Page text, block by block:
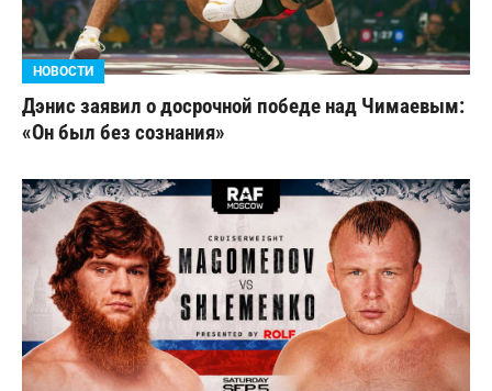
НОВОСТИ
Дэнис заявил о досрочной победе над Чимаевым:
«Он был без сознания»